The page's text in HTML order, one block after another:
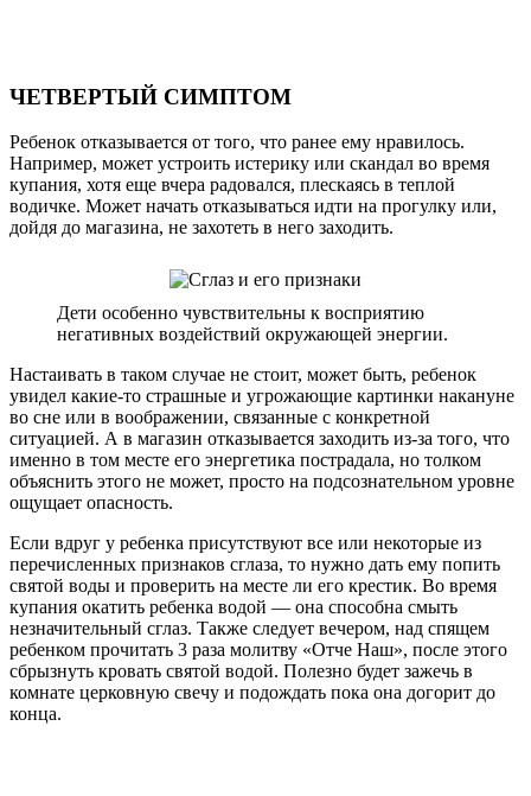
ЧЕТВЕРТЫЙ СИМПТОМ
Ребенок отказывается от того, что ранее ему нравилось.
Например, может устроить истерику или скандал во время
купания, хотя еще вчера радовался, плескаясь в теплой
водичке. Может начать отказываться идти на прогулку или,
дойдя до магазина, не захотеть в него заходить.
Дети особенно чувствительны к восприятию
негативных воздействий окружающей энергии.
Настаивать в таком случае не стоит, может быть, ребенок
увидел какие-то страшные и угрожающие картинки накануне
во сне или в воображении, связанные с конкретной
ситуацией. А в магазин отказывается заходить из-за того, что
именно в том месте его энергетика пострадала, но толком
объяснить этого не может, просто на подсознательном уровне
ощущает опасность.
Если вдруг у ребенка присутствуют все или некоторые из
перечисленных признаков сглаза, то нужно дать ему попить
святой воды и проверить на месте ли его крестик. Во время
купания окатить ребенка водой — она способна смыть
незначительный сглаз. Также следует вечером, над спящем
ребенком прочитать 3 раза молитву «Отче Наш», после этого
сбрызнуть кровать святой водой. Полезно будет зажечь в
комнате церковную свечу и подождать пока она догорит до
конца.